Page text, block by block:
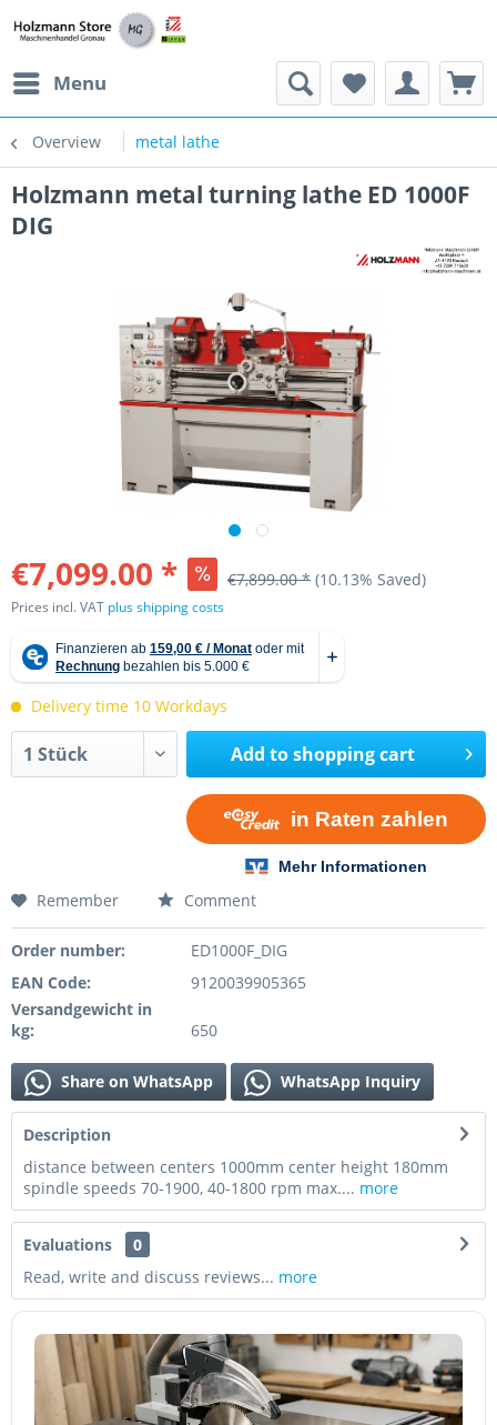
Menu
Overview metal lathe
Holzmann metal turning lathe ED 1000F
DIG
€7,099.00 * €7,899.00 * (10.13% Saved)
Prices incl. VAT plus shipping costs
Delivery time 10 Workdays
Add toshopping cart
Remember Comment
Order number:
ED1000F_DIG
EAN Code:
9120039905365
Versandgewicht in
kg:
650
Share on WhatsApp WhatsApp Inquiry
Description
distance between centers 1000mm center height 180mm
spindle speeds 70-1900, 40-1800 rpm max.... more
Evaluations
0
Read, write and discuss reviews... more